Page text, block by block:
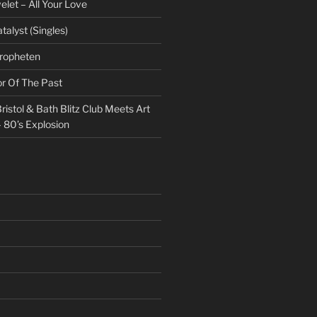
– All Your Love
(Singles)
Of The Past
& Bath Blitz Club Meets Art
Explosion